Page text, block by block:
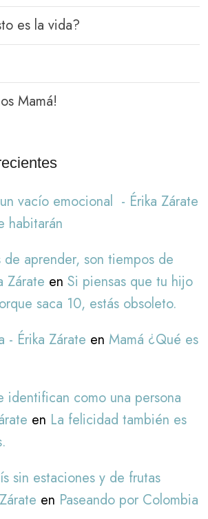
es la vida?
Mamá!
vacío emocional - Érika Zárate
habitarán
aprender, son tiempos de
Zárate en Si piensas que tu hijo
saca 10, estás obsoleto.
- Érika Zárate en Mamá ¿Qué es
identifican como una persona
en La felicidad también es
sin estaciones y de frutas
en Paseando por Colombia